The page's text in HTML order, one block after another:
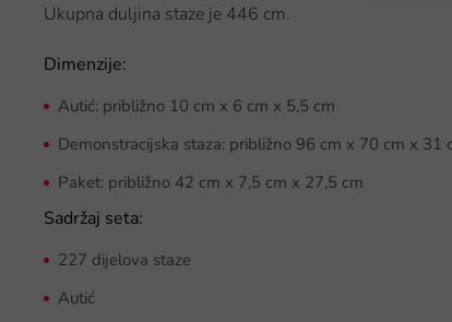
Ukupna duljina staze je 446 cm.
Dimenzije:
Autić: približno 10 cm x 6 cm x 5,5 cm
Demonstracijska staza: približno 96 cm x 70 cm x 31
Paket: približno 42 cm x 7,5 cm x 27,5 cm
Sadržaj seta:
227 dijelova staze
Autić